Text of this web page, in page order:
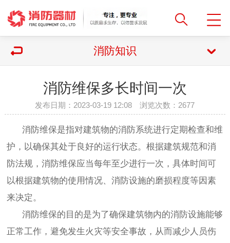
消防知识
消防维保多长时间一次
发布日期：2023-03-19 12:08 浏览次数： 2677
消防维保是指对建筑物的消防系统进行定期检查和维
护，以确保其处于良好的运行状态。根据建筑规范和消
防法规，消防维保应当每年至少进行一次，具体时间可
以根据建筑物的使用情况、消防设施的磨损程度等因素
来决定。
消防维保的目的是为了确保建筑物内的消防设施能够
正常工作，避免发生火灾等安全事故，从而减少人员伤